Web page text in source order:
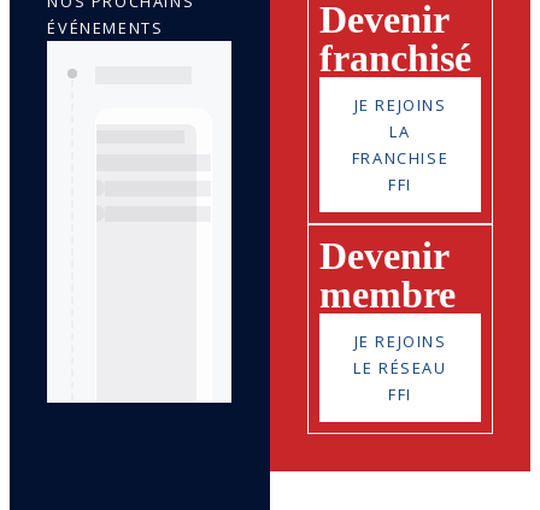
Devenir
franchisé
JE REJOINS
LA
FRANCHISE
FFI
Devenir
membre
JE REJOINS
LE RÉSEAU
FFI
ÉVÉNEMENTS